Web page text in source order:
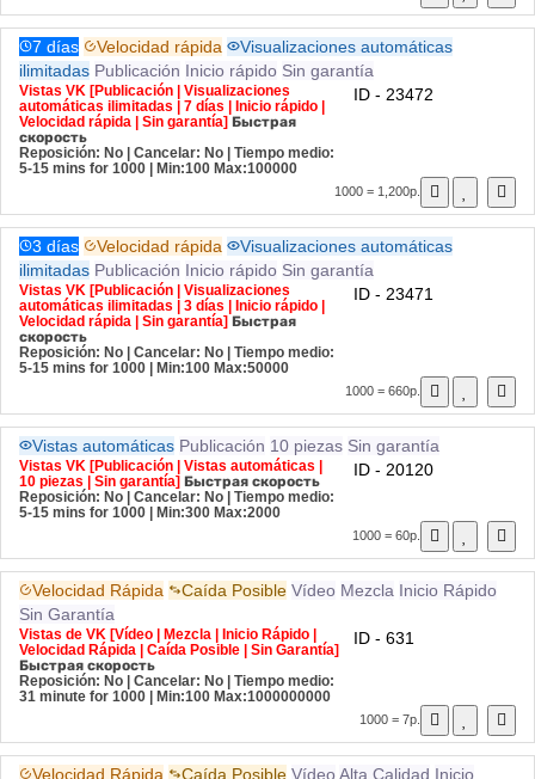
7 días Velocidad rápida
Visualizaciones automáticas
ilimitadas Publicación Inicio rápido Sin garantía
Vistas VK [Publicación | Visualizaciones
automáticas ilimitadas | 7 días | Inicio rápido |
Velocidad rápida | Sin garantía] Быстрая
скорость
Reposición: No | Cancelar: No | Tiempo medio:
5-15 mins for 1000
| Min:100 Max:100000
ID - 23472
1000 = 1,200р.
3 días Velocidad rápida
Visualizaciones automáticas
ilimitadas Publicación Inicio rápido Sin garantía
Vistas VK [Publicación | Visualizaciones
automáticas ilimitadas | 3 días | Inicio rápido |
Velocidad rápida | Sin garantía] Быстрая
скорость
Reposición: No | Cancelar: No | Tiempo medio:
5-15 mins for 1000
| Min:100 Max:50000
ID - 23471
1000 = 660р.
Vistas automáticas Publicación 10 piezas Sin garantía
Vistas VK [Publicación | Vistas automáticas |
10 piezas | Sin garantía] Быстрая скорость
Reposición: No | Cancelar: No | Tiempo medio:
5-15 mins for 1000
| Min:300 Max:2000
ID - 20120
1000 = 60р.
Velocidad Rápida Caída Posible Vídeo Mezcla Inicio Rápido
Sin Garantía
Vistas de VK [Vídeo | Mezcla | Inicio Rápido |
Velocidad Rápida | Caída Posible | Sin Garantía]
Быстрая скорость
Reposición: No | Cancelar: No | Tiempo medio:
31 minute for 1000
| Min:100 Max:1000000000
ID - 631
1000 = 7р.
Velocidad Rápida Caída Posible VídeoAlta Calidad Inicio